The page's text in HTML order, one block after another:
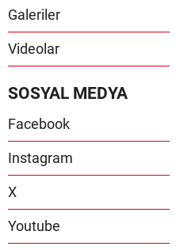
Galeriler
Videolar
SOSYAL MEDYA
Facebook
Instagram
X
Youtube